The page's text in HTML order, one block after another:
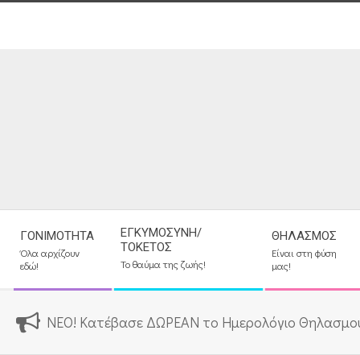
Navigation
Menu
ΓΟΝΙΜΌΤΗΤΑ
Όλα αρχίζουν
εδώ!
ΕΓΚΥΜΟΣΎΝΗ/
ΤΟΚΕΤΌΣ
Το θαύμα της ζωής!
ΘΗΛΑΣΜΌΣ
Είναι στη φύση
μας!
ΝΕΟ! Κατέβασε ΔΩΡΕΑΝ το Ημερολόγιο